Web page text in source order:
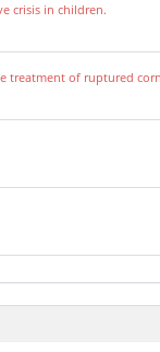
crisis in children.
treatment of ruptured